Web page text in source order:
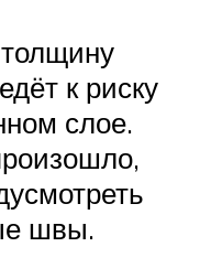
к риску
слое.
швы.